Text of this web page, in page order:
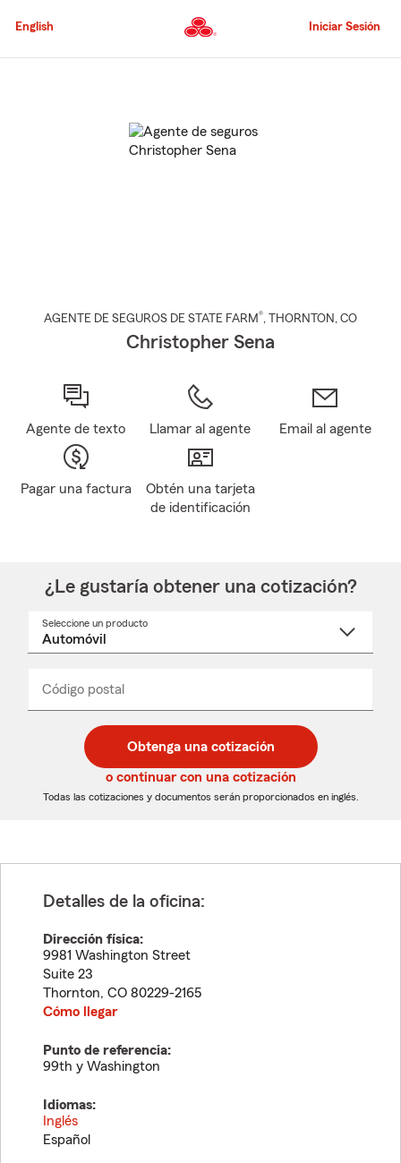
al
principal
English Iniciar Sesión
AGENTE DE SEGUROS DE STATE FARM®, THORNTON , CO
Christopher Sena
Agente de texto Llamar al agente Email al agente
Pagar una factura
Obtén una tarjeta
de identificación
¿Le gustaría obtener una cotización?
Seleccione un producto
desplegable
Código postal
de
5
dígitos
de
5
dígitos
_____
Obtenga una cotización
o continuar con una cotización
Todas las cotizaciones y documentos serán proporcionados en inglés.
Detalles de la oficina:
Dirección física:
9981 Washington Street
Suite 23
Thornton, CO 80229-2165
Cómo llegar
Punto de referencia:
99th y Washington
Idiomas:
Inglés
Español